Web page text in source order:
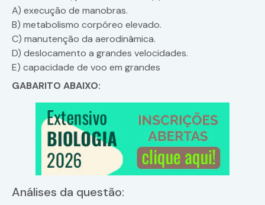
A) execução de manobras.
B) metabolismo corpóreo elevado.
C) manutenção da aerodinâmica.
D) deslocamento a grandes velocidades.
E) capacidade de voo em grandes
GABARITO ABAIXO:
Análises da questão: